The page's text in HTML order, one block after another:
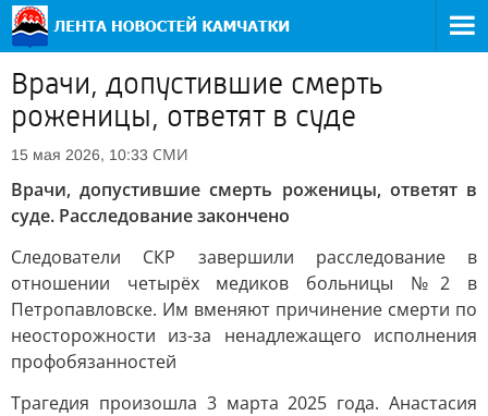
Врачи, допустившие смерть
роженицы, ответят в суде
15 мая 2026, 10:33 СМИ
Врачи, допустившие смерть роженицы, ответят в
суде. Расследование закончено
Следователи СКР завершили расследование в
отношении четырёх медиков больницы №2 в
Петропавловске. Им вменяют причинение смерти по
неосторожности из-за ненадлежащего исполнения
профобязанностей
Трагедия произошла 3 марта 2025 года. Анастасия